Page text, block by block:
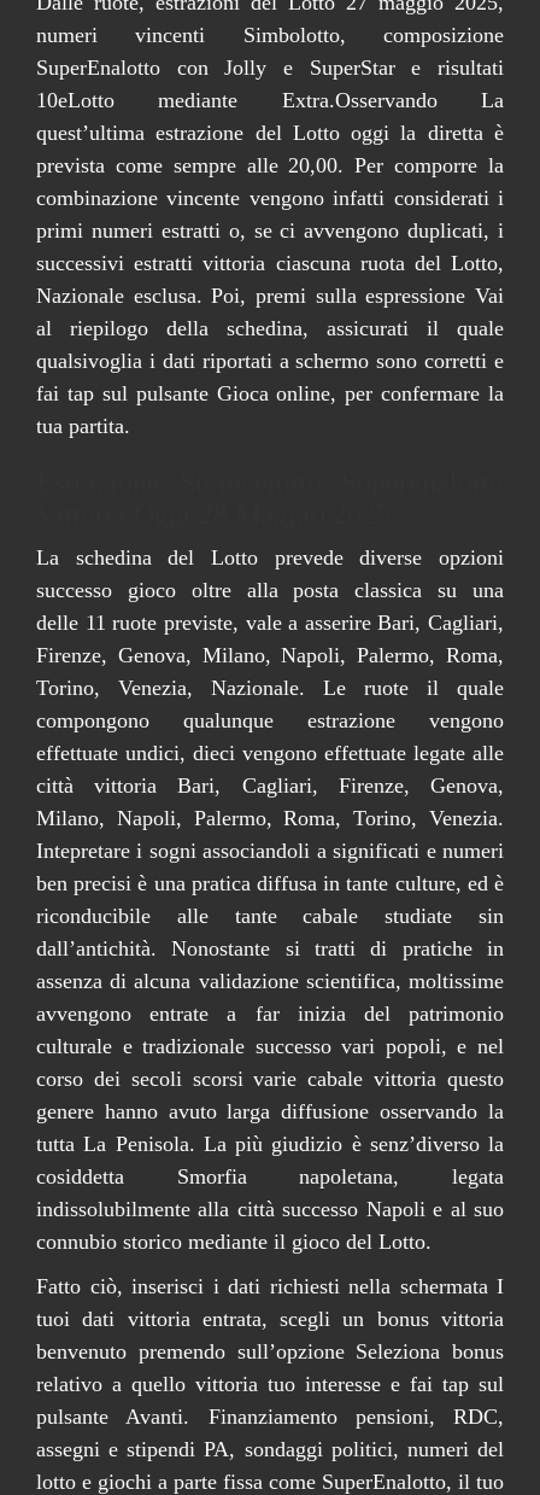
numeri vincenti Simbolotto, composizione
SuperEnalotto con Jolly e SuperStar e risultati
10eLotto mediante Extra.Osservando La
quest’ultima estrazione del Lotto oggi la diretta è
prevista come sempre alle 20,00. Per comporre la
combinazione vincente vengono infatti considerati i
primi numeri estratti o, se ci avvengono duplicati, i
successivi estratti vittoria ciascuna ruota del Lotto,
Nazionale esclusa. Poi, premi sulla espressione Vai
al riepilogo della schedina, assicurati il quale
qualsivoglia i dati riportati a schermo sono corretti e
fai tap sul pulsante Gioca online, per confermare la
tua partita.
La schedina del Lotto prevede diverse opzioni
successo gioco oltre alla posta classica su una
delle 11 ruote previste, vale a asserire Bari, Cagliari,
Firenze, Genova, Milano, Napoli, Palermo, Roma,
Torino, Venezia, Nazionale. Le ruote il quale
compongono qualunque estrazione vengono
effettuate undici, dieci vengono effettuate legate alle
città vittoria Bari, Cagliari, Firenze, Genova,
Milano, Napoli, Palermo, Roma, Torino, Venezia.
Intepretare i sogni associandoli a significati e numeri
ben precisi è una pratica diffusa in tante culture, ed è
riconducibile alle tante cabale studiate sin
dall’antichità. Nonostante si tratti di pratiche in
assenza di alcuna validazione scientifica, moltissime
avvengono entrate a far inizia del patrimonio
culturale e tradizionale successo vari popoli, e nel
corso dei secoli scorsi varie cabale vittoria questo
genere hanno avuto larga diffusione osservando la
tutta La Penisola. La più giudizio è senz’diverso la
cosiddetta Smorfia napoletana, legata
indissolubilmente alla città successo Napoli e al suo
connubio storico mediante il gioco del Lotto.
Fatto ciò, inserisci i dati richiesti nella schermata I
tuoi dati vittoria entrata, scegli un bonus vittoria
benvenuto premendo sull’opzione Seleziona bonus
relativo a quello vittoria tuo interesse e fai tap sul
pulsante Avanti. Finanziamento pensioni, RDC,
assegni e stipendi PA, sondaggi politici, numeri del
lotto e giochi a parte fissa come SuperEnalotto, il tuo